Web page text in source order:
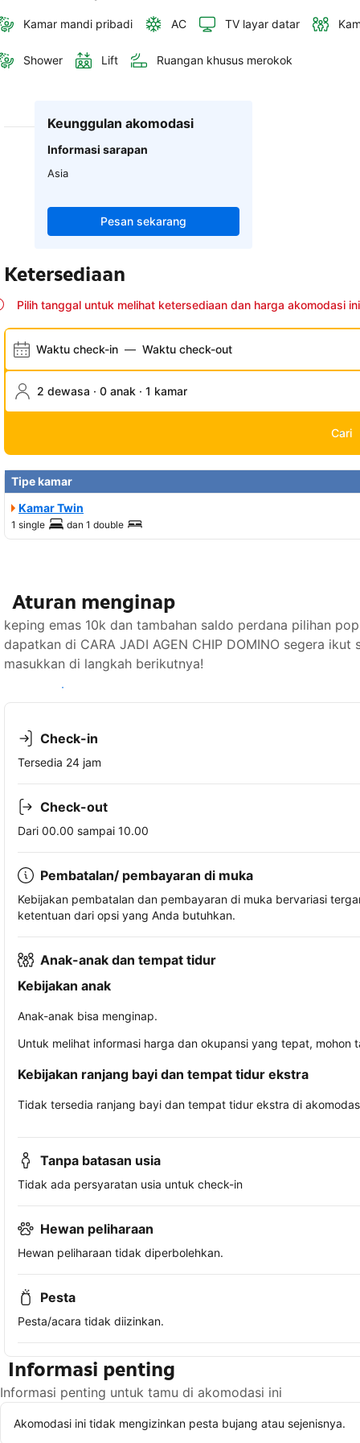
Kamar mandi pribadi AC TV layar datar
Shower Lift Ruangan khusus merokok
Keunggulan akomodasi
Informasi sarapan
Asia
Pesan sekarang
Ketersediaan
Pilih tanggal untuk melihat ketersediaan dan harga akomodasi ini
Waktu check-in — Waktu check-out
2 dewasa · 0 anak · 1 kamar
Cari
Tipe kamar
Kamar Twin
1 single dan 1 double
Aturan menginap
keping emas 10k dan tambahan saldo perdana pilihan
dapatkan di CARA JADI AGEN CHIP DOMINO segera
masukkan di langkah berikutnya!
Lihat ketersediaan
Check-in
Tersedia 24 jam
Check-out
Dari 00.00 sampai 10.00
Pembatalan/ pembayaran di muka
Kebijakan pembatalan dan pembayaran di muka bervariasi
ketentuan dari opsi yang Anda butuhkan.
Anak-anak dan tempat tidur
Kebijakan anak
Anak-anak bisa menginap.
Untuk melihat informasi harga dan okupansi yang tepat,
Kebijakan ranjang bayi dan tempat tidur ekstra
Tidak tersedia ranjang bayi dan tempat tidur ekstra di
Tanpa batasan usia
Tidak ada persyaratan usia untuk check-in
Hewan peliharaan
Hewan peliharaan tidak diperbolehkan.
Pesta
Pesta/acara tidak diizinkan.
Informasi penting
Informasi penting untuk tamu di akomodasi ini
Akomodasi ini tidak mengizinkan pesta bujang atau sejenisnya.